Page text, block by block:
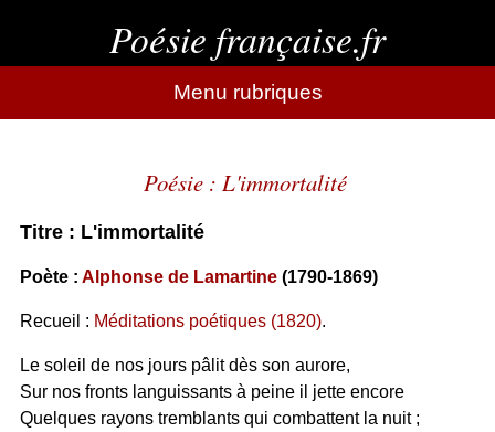
Poésie française.fr
Menu rubriques
Poésie : L'immortalité
Titre : L'immortalité
Poète : Alphonse de Lamartine(1790-1869)
Recueil : Méditations poétiques (1820).
Le soleil de nos jours pâlit dès son aurore,
Sur nos fronts languissants à peine il jette encore
Quelques rayons tremblants qui combattent la nuit ;